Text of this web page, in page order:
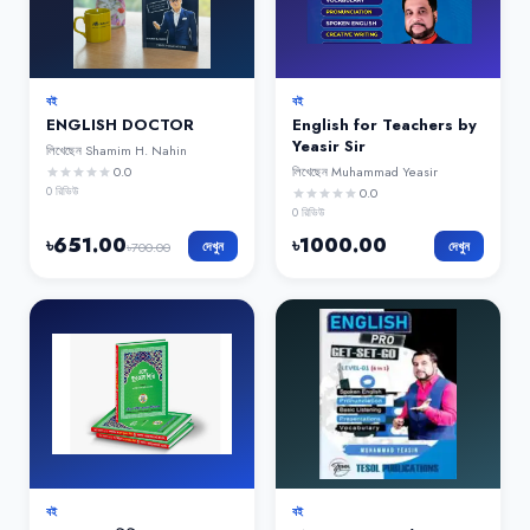
বই
ENGLISH DOCTOR
লিখেছেন Shamim H. Nahin
starstarstarstarstar 0.0
0 রিভিউ
৳651.00৳700.00 দেখুন
বই
English for Teachers by
Yeasir Sir
লিখেছেনMuhammad Yeasir
starstarstarstarstar 0.0
0 রিভিউ
৳1000.00 দেখুন
বই বই